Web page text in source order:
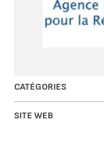
CATÉGORIES
SITE WEB